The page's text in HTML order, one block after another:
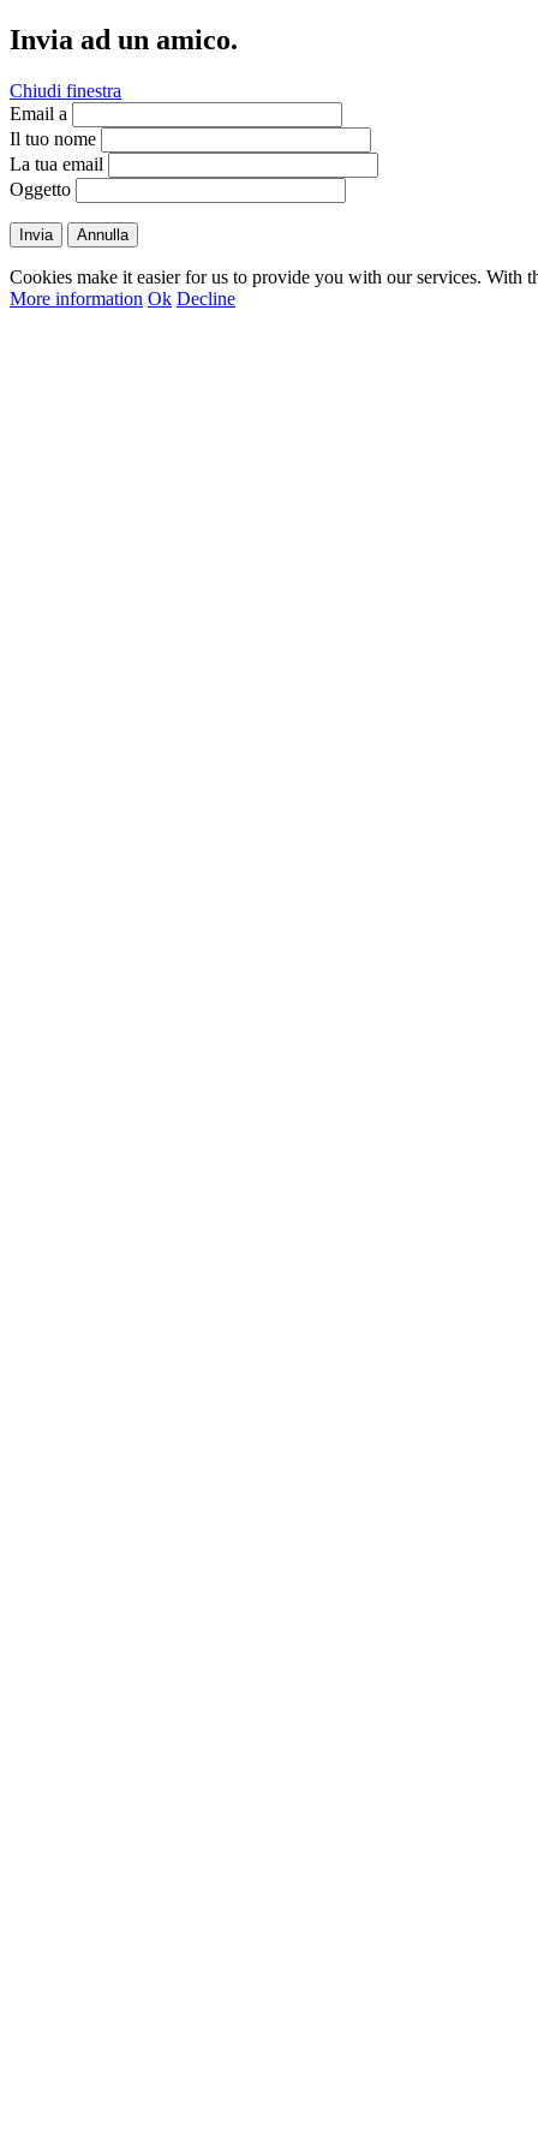
Invia ad un amico.
Chiudi finestra
Email a
Il tuo nome
La tua email
Oggetto
Invia Annulla
Cookies make it easier for us to provide you with our services. With
More information Ok Decline